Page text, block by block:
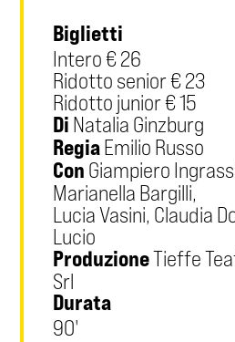
Biglietti
Intero € 26
Ridotto senior € 23
Ridotto junior € 15
Di Natalia Ginzburg
RegiaEmilio Russo
Con Giampiero
Marianella Bargilli,
Lucia Vasini, Claudia
Lucio
ProduzioneTieffe
Srl
Durata
90'